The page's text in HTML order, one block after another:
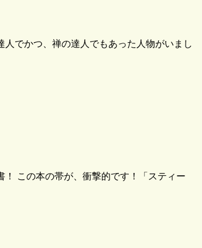
でかつ、禅の達人でもあった人物がいまし
この本の帯が、衝撃的です！「スティー